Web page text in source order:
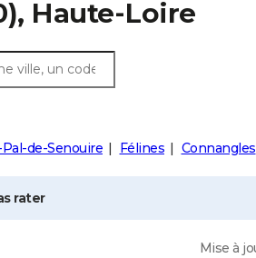
Haute-Loire
de-Senouire Félines Connangles
rater
Mise à